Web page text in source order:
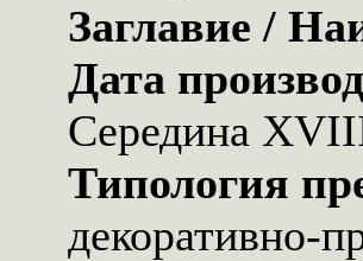
Заглавие /
Дата
Середина
Типология
декоративно-